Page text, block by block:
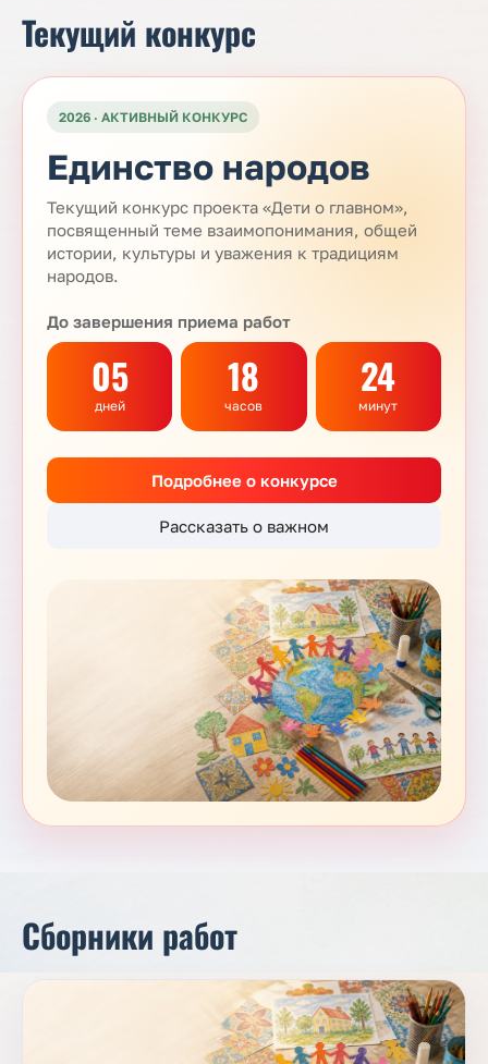
Текущий конкурс
2026 · АКТИВНЫЙ КОНКУРС
Единство народов
Текущий конкурс проекта «Дети о главном»,
посвященный теме взаимопонимания, общей
истории, культуры и уважения к традициям
народов.
До завершения приема работ
05
дней
18
часов
24
минут
Подробнее о конкурсе
Рассказать о важном
Сборники работ